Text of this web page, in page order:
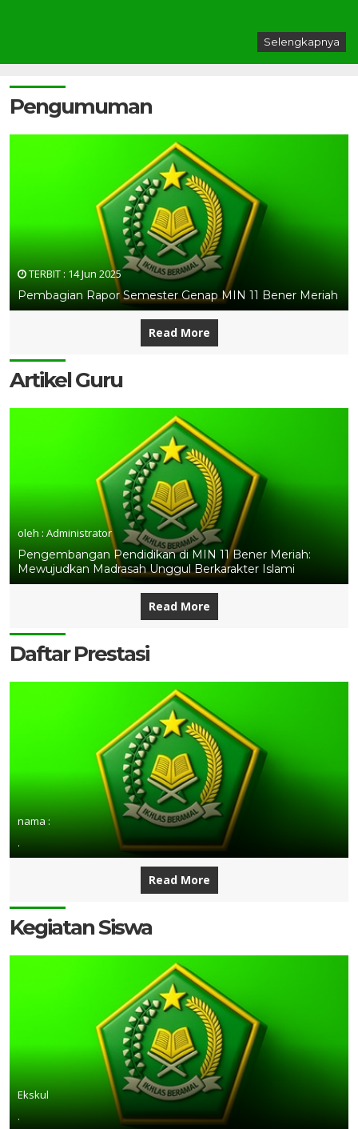
Selengkapnya
Pengumuman
TERBIT : 14 Jun 2025
Pembagian Rapor Semester Genap MIN 11 Bener Meriah
Read More
Artikel Guru
oleh : Administrator
Pengembangan Pendidikan di MIN 11 Bener Meriah:
Mewujudkan Madrasah Unggul Berkarakter Islami
Read More
Daftar Prestasi
nama :
.
Read More
Kegiatan Siswa
Ekskul
.